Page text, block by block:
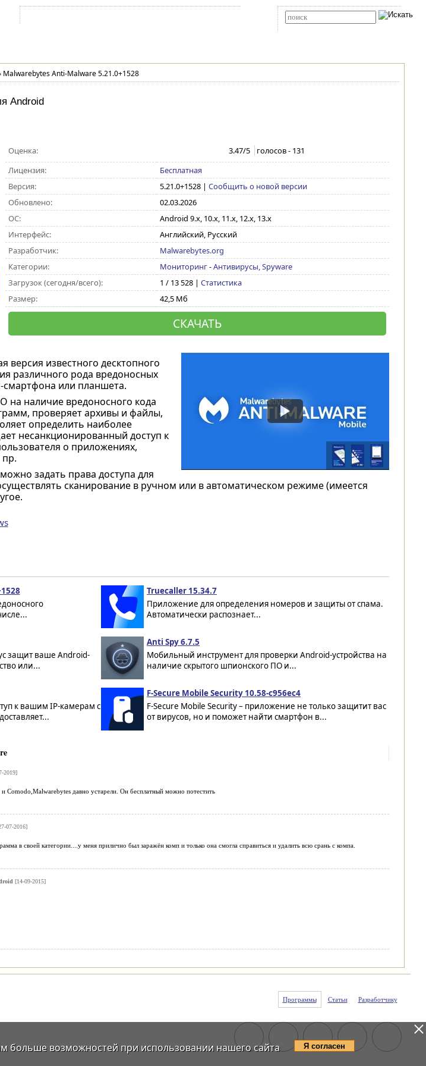
Malwarebytes Anti-Malware 5.21.0+1528
Android
Оценка: 3.47/5 голосов - 131
Лицензия:
Бесплатная
Версия:
5.21.0+1528| Сообщить о новой версии
Обновлено:
02.03.2026
ОС:
Android 9.x, 10.x, 11.x, 12.x, 13.x
Интерфейс:
Английский, Русский
Разработчик:
Malwarebytes.org
Категории:
Мониторинг-Антивирусы, Spyware
Загрузок (сегодня/всего):
1 / 13 528 | Статистика
Размер:
42,5 Мб
СКАЧАТЬ
версия известного десктопного
различного рода вредоносных
смартфона или планшета.
на наличие вредоносного кода
проверяет архивы и файлы,
определить наиболее
несанкционированный доступ к
о приложениях,
задать права доступа для
сканирование в ручном или в автоматическом режиме (имеется
Truecaller 15.34.7
Приложение для определения номеров и защиты от спама.
Автоматически распознает...
защит ваше Android-
или...
Anti Spy 6.7.5
Мобильный инструмент для проверки Android-устройства на
наличие скрытого шпионского ПО и...
к вашим IP-камерам с
F-Secure Mobile Security 10.58-c956ec4
F-Secure Mobile Security – приложение не только защитит вас
от вирусов, но и поможет найти смартфон в...
2019]
Comodo,Malwarebytes давно устарели. Он бесплатный можно потестить
07-2016]
в своей категории....у меня прилично был заражён комп и только она смогла справиться и удалить всю срань с компа.
[14-09-2015]
Программы Статьи Разработчику
больше возможностей при использовании нашего сайта